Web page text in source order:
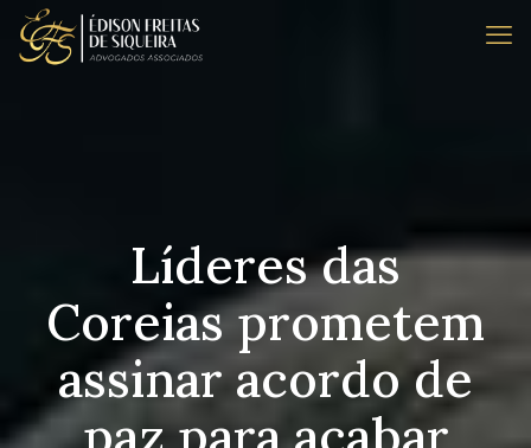
Líderes das
Coreias prometem
assinar acordo de